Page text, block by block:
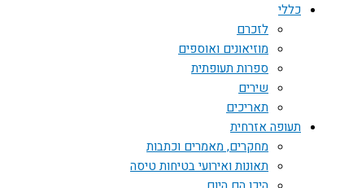
כללי
לזכרם
מוזיאונים ואוספים
ספרות תעופתית
שירים
תאריכים
תעופה אזרחית
מחקרים, מאמרים וכתבות
תאונות ואירועי בטיחות טיסה